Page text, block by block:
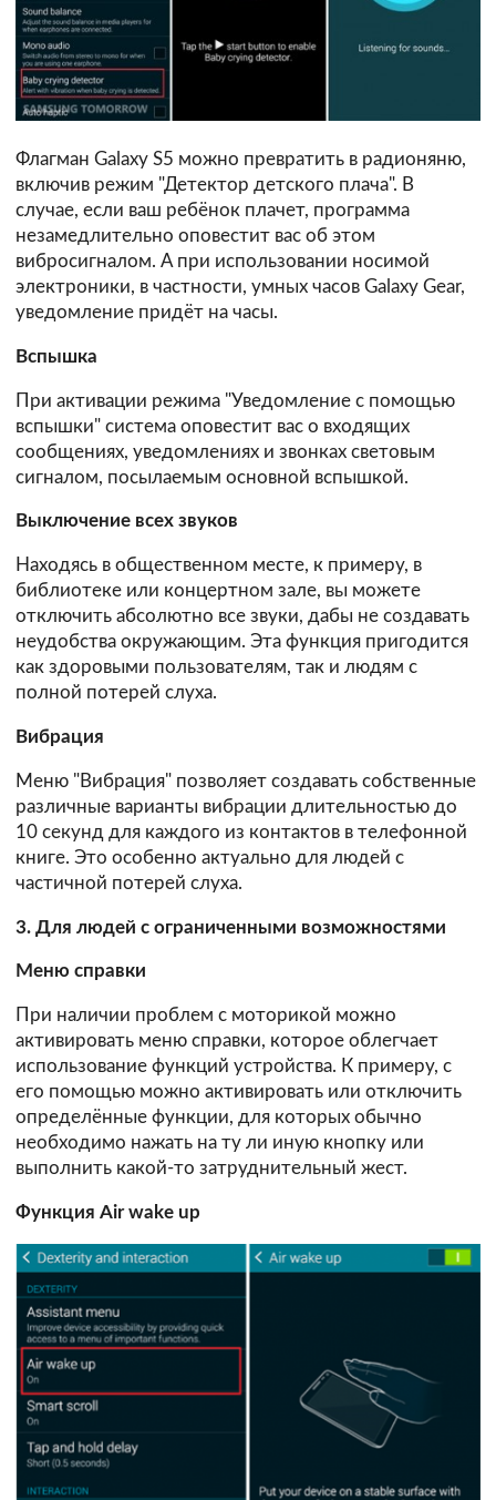
Флагман Galaxy S5 можно превратить в радионяню,
включив режим "Детектор детского плача". В
случае, если ваш ребёнок плачет, программа
незамедлительно оповестит вас об этом
вибросигналом. А при использовании носимой
электроники, в частности, умных часов Galaxy Gear,
уведомление придёт на часы.
Вспышка
При активации режима "Уведомление с помощью
вспышки" система оповестит вас о входящих
сообщениях, уведомлениях и звонках световым
сигналом, посылаемым основной вспышкой.
Выключение всех звуков
Находясь в общественном месте, к примеру, в
библиотеке или концертном зале, вы можете
отключить абсолютно все звуки, дабы не создавать
неудобства окружающим. Эта функция пригодится
как здоровыми пользователям, так и людям с
полной потерей слуха.
Вибрация
Меню "Вибрация" позволяет создавать собственные
различные варианты вибрации длительностью до
10 секунд для каждого из контактов в телефонной
книге. Это особенно актуально для людей с
частичной потерей слуха.
3. Для людей с ограниченными возможностями
Меню справки
При наличии проблем с моторикой можно
активировать меню справки, которое облегчает
использование функций устройства. К примеру, с
его помощью можно активировать или отключить
определённые функции, для которых обычно
необходимо нажать на ту ли иную кнопку или
выполнить какой-то затруднительный жест.
Функция Air wake up